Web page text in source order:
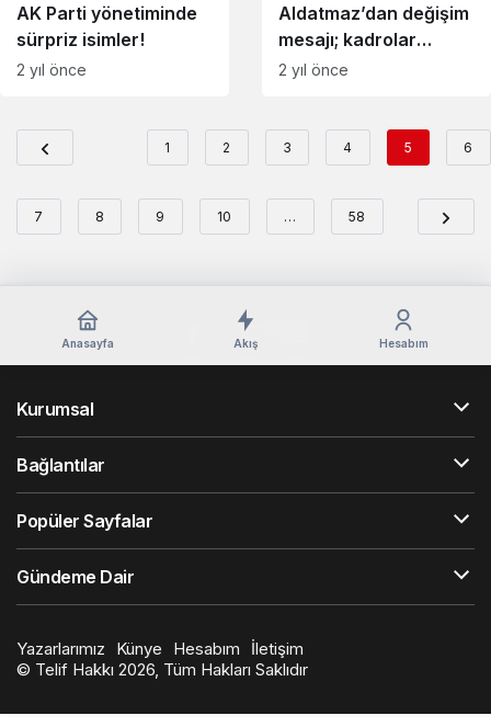
AK Parti yönetiminde
sürpriz isimler!
2 yıl önce
Aldatmaz’dan değişim
mesajı; kadrolar
değişebilir ama…
2 yıl önce
1 2 3 4 5 6
7 8 9 10 … 58
Anasayfa Akış Hesabım
Kurumsal
Bağlantılar
Popüler Sayfalar
Gündeme Dair
Yazarlarımız Künye Hesabım
İletişim
© Telif Hakkı 2026, Tüm Hakları Saklıdır